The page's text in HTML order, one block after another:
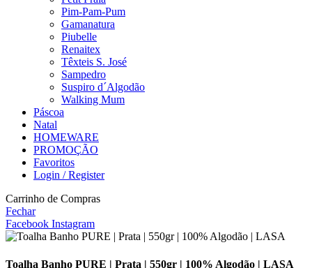
Pim-Pam-Pum
Gamanatura
Piubelle
Renaitex
Têxteis S. José
Sampedro
Suspiro d´Algodão
Walking Mum
Páscoa
Natal
HOMEWARE
PROMOÇÃO
Favoritos
Login / Register
Carrinho de Compras
Fechar
Facebook Instagram
Toalha Banho PURE | Prata | 550gr | 100% Algodão | LASA